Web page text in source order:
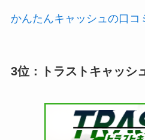
かんたんキャッシュの口コ
3位：トラストキャッシ